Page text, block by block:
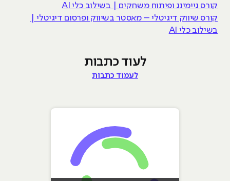
קורס גיימינג ופיתוח משחקים | בשילוב כלי AI
קורס שיווק דיגיטלי – מאסטר בשיווק ופרסום דיגיטלי |
בשילוב כלי AI
לעוד כתבות
לעמוד כתבות